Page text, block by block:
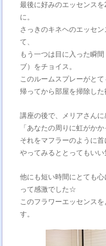
最後に好みのエッセンス
に。
さっきのキネヘのエッセ
て、
もう一つは目に入った瞬
ブ）をチョイス。
このルームスプレーがとて
帰ってから部屋を掃除し
講座の後で、メリアさん
「あなたの周りに虹がかか
それをマフラーのように首
やってみるととってもいい
他にも短い時間にとても
って感激でした☆
このフラワーエッセンス
す。